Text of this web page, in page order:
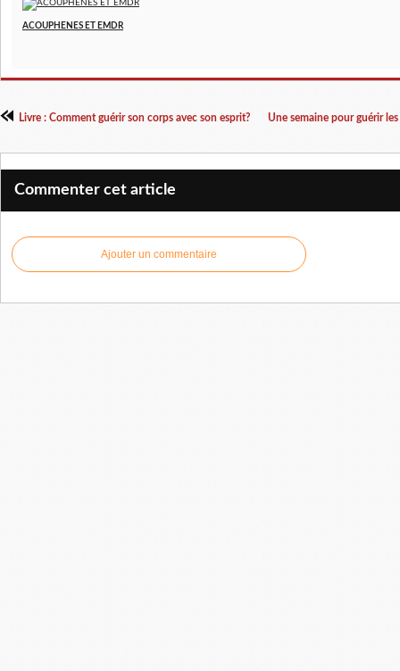
ACOUPHENES ET EMDR
Livre : Comment guérir son corps avec son esprit? Une semaine pour guérir
Commenter cet article
Ajouter un commentaire